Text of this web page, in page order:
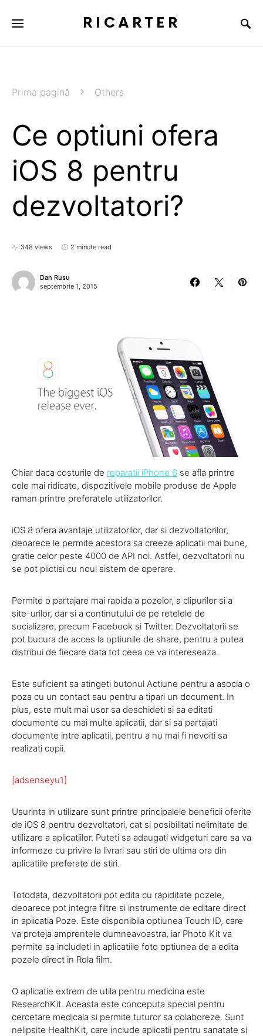
RICARTER
Prima pagină Others
Ce optiuni ofera
iOS 8 pentru
dezvoltatori?
348 views 2 minute read
Dan Rusu
septembrie 1, 2015
Chiar daca costurile de reparatii iPhone 6 se afla printre
cele mai ridicate, dispozitivele mobile produse de Apple
raman printre preferatele utilizatorilor.
iOS 8 ofera avantaje utilizatorilor, dar si dezvoltatorilor,
deoarece le permite acestora sa creeze aplicatii mai bune,
gratie celor peste 4000 de API noi. Astfel, dezvoltatorii nu
se pot plictisi cu noul sistem de operare.
Permite o partajare mai rapida a pozelor, a clipurilor si a
site-urilor, dar si a continutului de pe retelele de
socializare, precum Facebook si Twitter. Dezvoltatorii se
pot bucura de acces la optiunile de share, pentru a putea
distribui de fiecare data tot ceea ce va intereseaza.
Este suficient sa atingeti butonul Actiune pentru a asocia o
poza cu un contact sau pentru a tipari un document. In
plus, este mult mai usor sa deschideti si sa editati
documente cu mai multe aplicatii, dar si sa partajati
documente intre aplicatii, pentru a nu mai fi nevoiti sa
realizati copii.
[adsenseyu1]
Usurinta in utilizare sunt printre principalele beneficii oferite
de iOS 8 pentru dezvoltatori, cat si posibilitati nelimitate de
utilizare a aplicatiilor. Puteti sa adaugati widgeturi care sa va
informeze cu privire la livrari sau stiri de ultima ora din
aplicatiile preferate de stiri.
Totodata, dezvoltatorii pot edita cu rapiditate pozele,
deoarece pot integra filtre si instrumente de editare direct
in aplicatia Poze. Este disponibila optiunea Touch ID, care
va proteja amprentele dumneavoastra, iar Photo Kit va
permite sa includeti in aplicatiile foto optiunea de a edita
pozele direct in Rola film.
O aplicatie extrem de utila pentru medicina este
ResearchKit. Aceasta este conceputa special pentru
cercetare medicala si permite tuturor sa colaboreze. Sunt
nelipsite HealthKit, care include aplicatii pentru sanatate si